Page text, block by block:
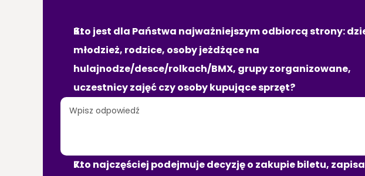
GRUPY ODBIORCÓW
Kto jest dla Państwa najważniejszym odbiorcą strony:
młodzież, rodzice, osoby jeżdżące na
hulajnodze/desce/rolkach/BMX, grupy zorganizowane,
uczestnicy zajęć czy osoby kupujące sprzęt?
Kto najczęściej podejmuje decyzję o zakupie biletu,